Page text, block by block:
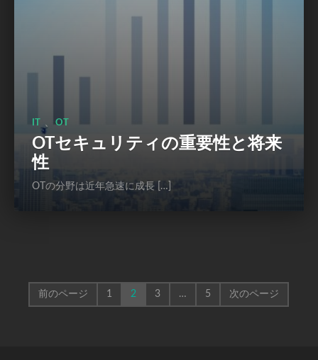
OT
OTセキュリティの重要性と将来
性
OTの分野は近年急速に成長 […]
前のページ 1 2 3 … 5 次のページ